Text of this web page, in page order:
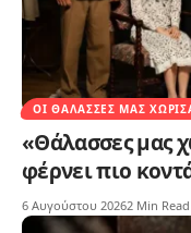
ΟΙ ΘΆΛΑΣΣΕΣ ΜΑΣ
«Θάλασσες μας
φέρνει πιο
6 Αυγούστου 20262 Min Read